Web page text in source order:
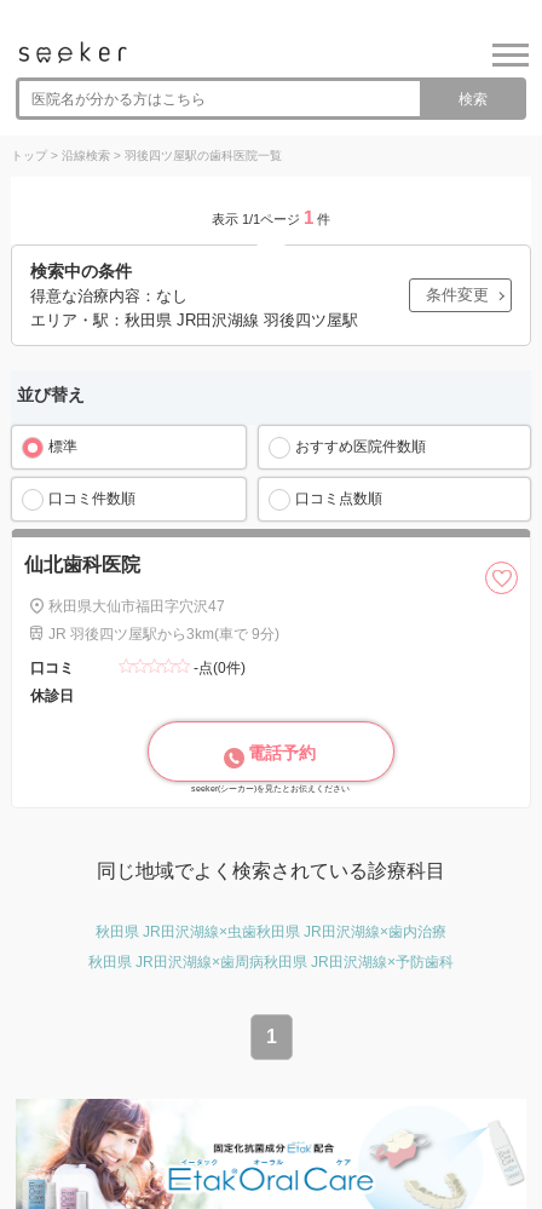
検索
トップ> 沿線検索> 羽後四ツ屋駅の歯科医院一覧
表示 1/1ページ 1 件
検索中の条件
得意な治療内容：なし
エリア・駅：秋田県 JR田沢湖線 羽後四ツ屋駅
条件変更
並び替え
標準 おすすめ医院件数順
口コミ件数順 口コミ点数順
仙北歯科医院
秋田県大仙市福田字穴沢47
JR 羽後四ツ屋駅から3km(車で 9分)
口コミ
-点(0件)
休診日
電話予約
seeker(シーカー)を見たとお伝えください
同じ地域でよく検索されている診療科目
秋田県 JR田沢湖線×虫歯秋田県 JR田沢湖線×歯内治療
秋田県 JR田沢湖線×歯周病秋田県 JR田沢湖線×予防歯科
1